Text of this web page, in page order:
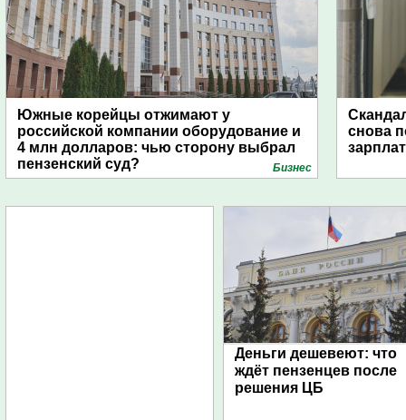
Южные корейцы отжимают у
российской компании оборудование и
4 млн долларов: чью сторону выбрал
пензенский суд?
Бизнес
снова
Деньги дешевеют: что
ждёт пензенцев после
решения ЦБ